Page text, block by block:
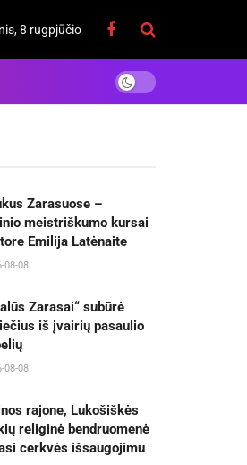
8 rugpjūčio
Zarasuose –
meistriškumo kursai
Emilija Latėnaite
08-08
Zarasai“ subūrė
iš įvairių pasaulio
08-08
rajone, Lukošiškės
religinė bendruomenė
cerkvės išsaugojimu